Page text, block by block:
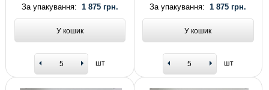
За упакування: 1 875 грн.
У кошик
шт
За упакування:1 875 грн.
У кошик
шт